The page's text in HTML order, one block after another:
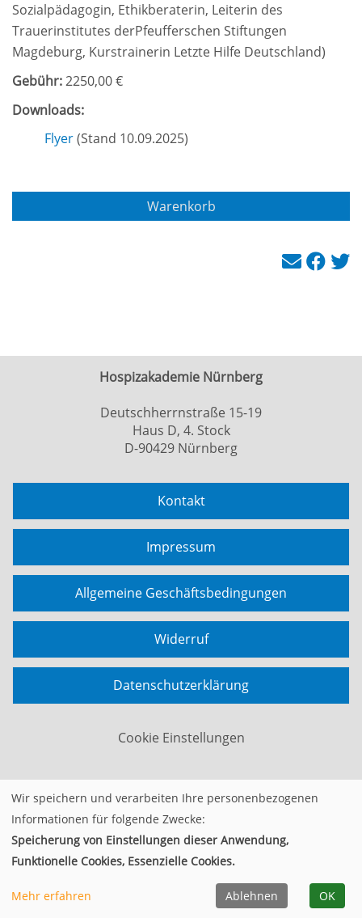
Sozialpädagogin, Ethikberaterin, Leiterin des
Trauerinstitutes derPfeufferschen Stiftungen
Magdeburg, Kurstrainerin Letzte Hilfe Deutschland)
Gebühr:2250,00 €
Downloads:
Flyer(Stand 10.09.2025)
Warenkorb
Hospizakademie Nürnberg
Deutschherrnstraße 15-19
Haus D, 4. Stock
D-90429 Nürnberg
Kontakt
Impressum
Allgemeine Geschäftsbedingungen
Widerruf
Datenschutzerklärung
Cookie Einstellungen
Widerrufsformular
© 2026 Kufer Software GmbH
Wir speichern und verarbeiten Ihre personenbezogenen
Informationen für folgende Zwecke:
Speicherung von Einstellungen dieser Anwendung,
Funktionelle Cookies, Essenzielle Cookies.
Mehr erfahren Ablehnen OK